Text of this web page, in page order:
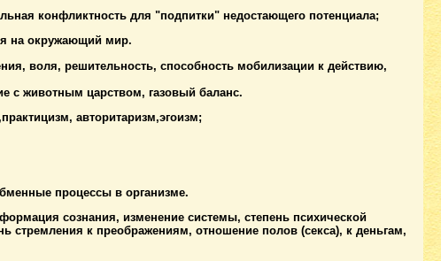
конфликтность для "подпитки" недостающего потен­циала;
на окружающий мир.
воля, решительность, способность мобилизации к действию,
с животным царством, газовый баланс.
авторитаризм,эгоизм;
процессы в организме.
сознания, изменение системы, степень психической
стремления к преображениям, отношение полов (секса), к деньгам,